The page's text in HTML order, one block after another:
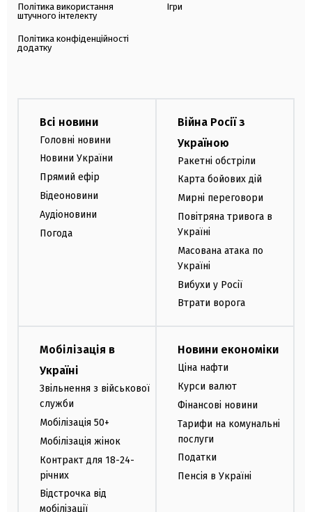
Політика використання
штучного інтелекту
Політика конфіденційності
додатку
Ігри
Всі новини
Головні новини
Новини України
Прямий ефір
Відеоновини
Аудіоновини
Погода
Війна Росії з
Україною
Ракетні обстріли
Карта бойових дій
Мирні переговори
Повітряна тривога в
Україні
Масована атака по
Україні
Вибухи у Росії
Втрати ворога
Мобілізація в
Україні
Звільнення з військової
служби
Мобілізація 50+
Мобілізація жінок
Контракт для 18-24-
річних
Відстрочка від
мобілізації
Новини економіки
Ціна нафти
Курси валют
Фінансові новини
Тарифи на комунальні
послуги
Податки
Пенсія в Україні